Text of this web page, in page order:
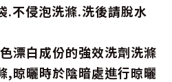
.不侵泡洗滌.洗後請脫水
漂白成份的強效洗劑洗滌
,晾曬時於陰暗處進行晾曬